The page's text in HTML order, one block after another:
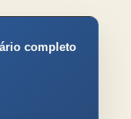
completo